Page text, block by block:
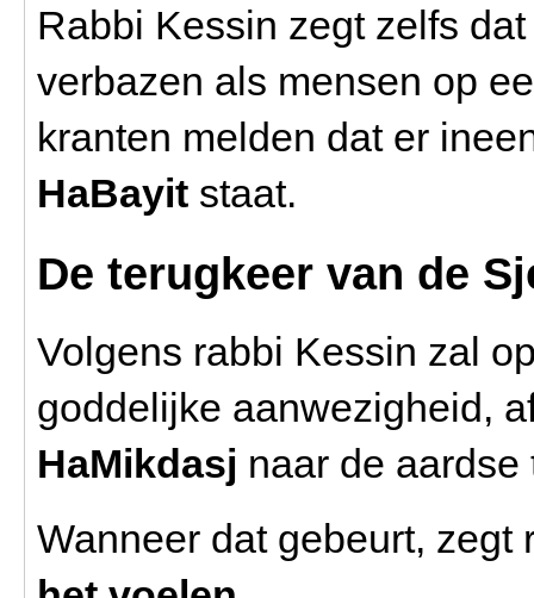
Rabbi Kessin zegt zelfs
verbazen als mensen op
kranten melden dat er
HaBayit staat.
De terugkeer van de
Volgens rabbi Kessin zal
goddelijke aanwezigheid,
HaMikdasj naar de aardse
Wanneer dat gebeurt,